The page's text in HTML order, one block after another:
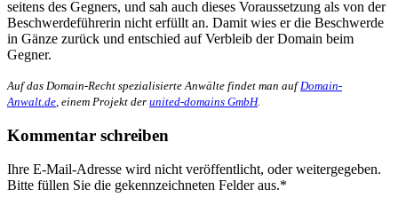
seitens des Gegners, und sah auch dieses Voraussetzung als von der
Beschwerdeführerin nicht erfüllt an. Damit wies er die Beschwerde
in Gänze zurück und entschied auf Verbleib der Domain beim
Gegner.
Auf das Domain-Recht spezialisierte Anwälte findet man auf Domain-
Anwalt.de , einem Projekt der united-domains GmbH.
Kommentar schreiben
Ihre E-Mail-Adresse wird nicht veröffentlicht, oder weitergegeben.
Bitte füllen Sie die gekennzeichneten Felder aus.*